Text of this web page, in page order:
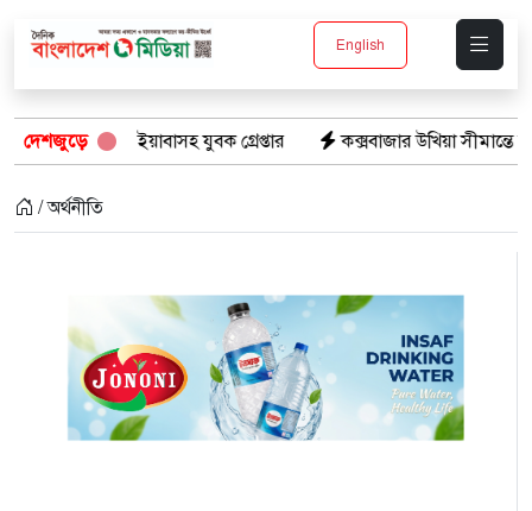
English
দেশজুড়ে
ইয়াবাসহ যুবক গ্রেপ্তার কক্সবাজার উখিয়া সীমান্তে মাইন
/ অর্থনীতি